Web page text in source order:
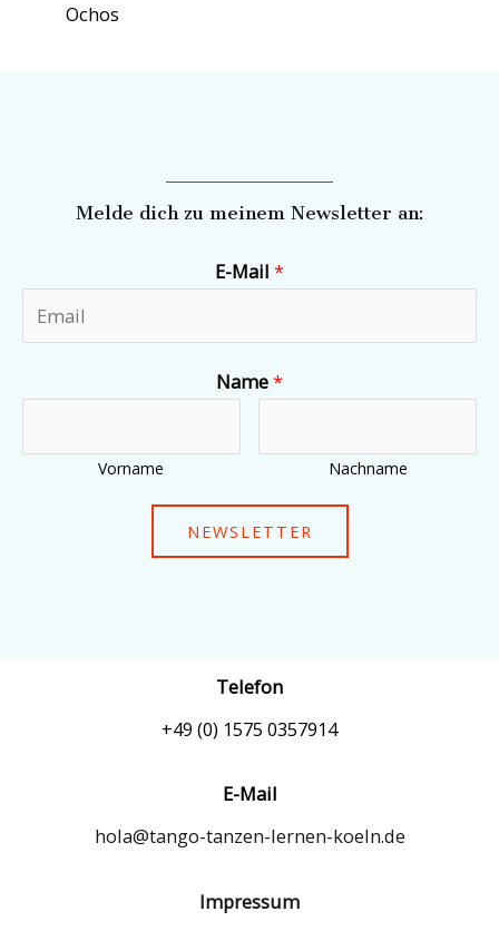
Ochos
Melde dich zu meinem Newsletter an:
E-Mail *
Name*
Vorname Nachname
NEWSLETTER
Telefon
+49 (0) 1575 0357914
E-Mail
hola@tango-tanzen-lernen-koeln.de
Impressum